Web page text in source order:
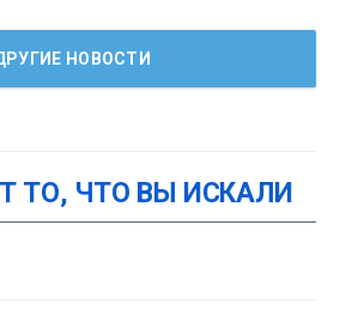
НОВОСТИ
ТО, ЧТО ВЫ ИСКАЛИ